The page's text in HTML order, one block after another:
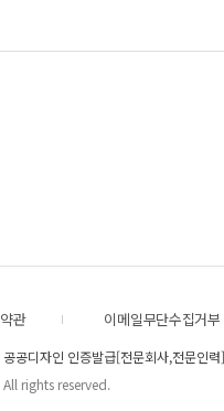
관 이메일무단수집거부
공디자인 인증발급[전문회사,전문인력
rights reserved.